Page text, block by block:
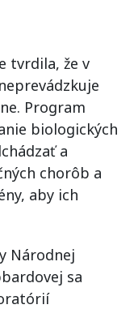
tvrdila, že v
Program
biologických
a
chorôb a
aby ich
Národnej
sa